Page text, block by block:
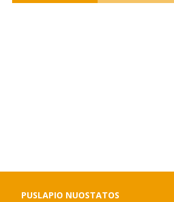
PUSLAPIO NUOSTATOS